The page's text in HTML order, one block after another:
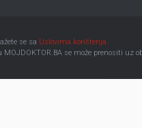
se sa Uslovima korištenja
MOJDOKTOR.BA se može prenositi uz